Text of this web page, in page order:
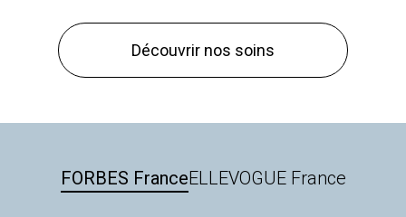
Découvrir nos soins
FORBES FranceELLEVOGUE France